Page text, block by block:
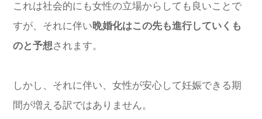
これは社会的にも女性の立場からしても良いことで
すが、それに伴い晩婚化はこの先も進行していくも
のと予想されます。
しかし、それに伴い、女性が安心して妊娠できる期
間が増える訳ではありません。